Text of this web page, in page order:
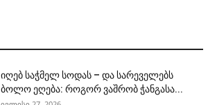
იღებ საჭმელ სოდას – და სარეველებს
ბოლო ეღება: როგორ ვაშრობ ჭანგასა...